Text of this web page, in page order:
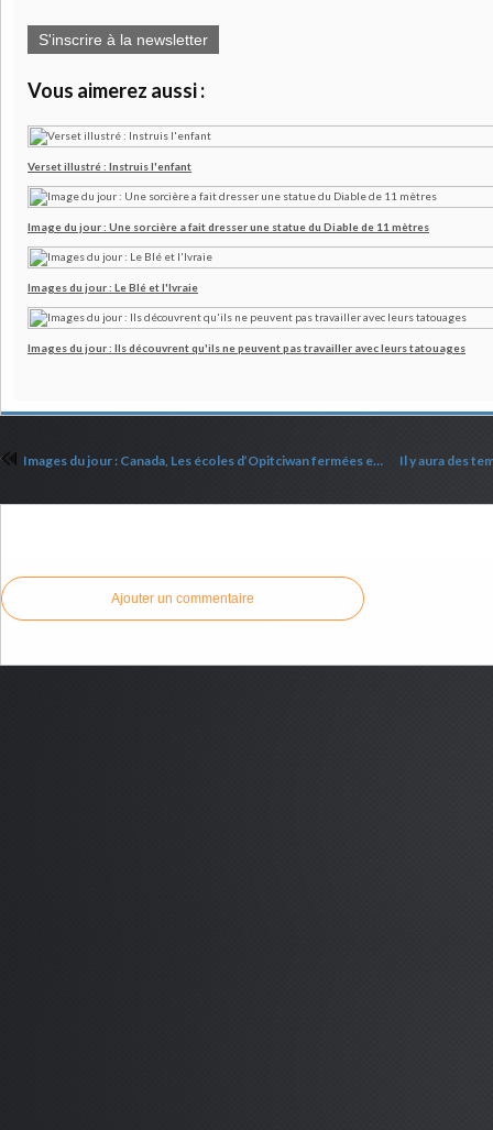
S'inscrire à la newsletter
Vous aimerez aussi :
Verset illustré : Instruis l'enfant
Image du jour : Une sorcière a fait dresser une statue du Diable de 11 mètres
Images du jour : Le Blé et l'Ivraie
Images du jour : Ils découvrent qu'ils ne peuvent pas travailler avec leurs tatouages
Images du jour : Canada, Les écoles d’Opitciwan fermées en raison des nombreux décès dans la communauté
Ajouter un commentaire